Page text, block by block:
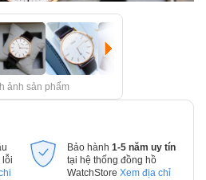
ảnh sản phẩm
lỗi
Bảo hành 1-5 năm uy tín
tại hệ thống đồng hồ
WatchStore Xem địa chỉ